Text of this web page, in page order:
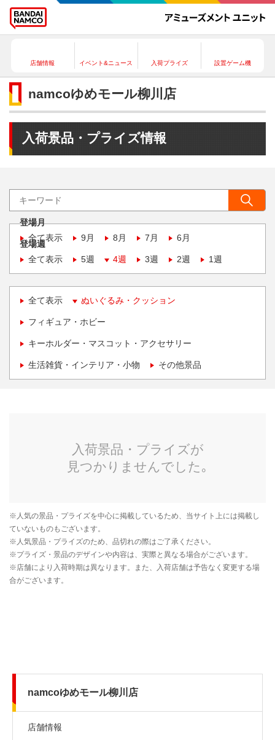
店舗情報 イベント&ニュース 入荷プライズ 設置ゲーム機
namcoゆめモール柳川店
入荷景品・プライズ情報
登場月
全て表示
9月 8月 7月 6月
登場週
全て表示
5週 4週 3週 2週 1週
全て表示 ぬいぐるみ・クッション
フィギュア・ホビー
キーホルダー・マスコット・アクセサリー
生活雑貨・インテリア・小物 その他景品
namcoゆめモール柳川店
店舗情報